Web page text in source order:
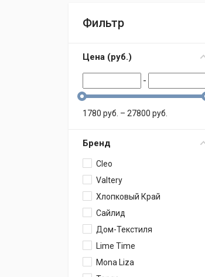
Фильтр
Цена (pуб.)
-
1780 pуб. – 27800 pуб.
Бренд
Cleo
Valtery
Хлопковый Край
Сайлид
Дом-Текстиля
Lime Time
Mona Liza